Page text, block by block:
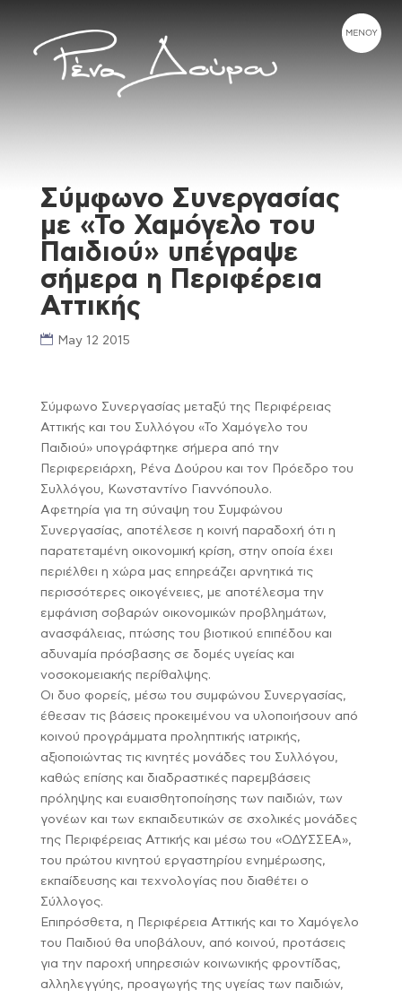
Σύμφωνο Συνεργασίας
με «Το Χαμόγελο του
Παιδιού» υπέγραψε
σήμερα η Περιφέρεια
Αττικής
May 12 2015
Σύμφωνο Συνεργασίας μεταξύ της Περιφέρειας
Αττικής και του Συλλόγου «Το Χαμόγελο του
Παιδιού» υπογράφτηκε σήμερα από την
Περιφερειάρχη, Ρένα Δούρου και τον Πρόεδρο του
Συλλόγου, Κωνσταντίνο Γιαννόπουλο.
Αφετηρία για τη σύναψη του Συμφώνου
Συνεργασίας, αποτέλεσε η κοινή παραδοχή ότι η
παρατεταμένη οικονομική κρίση, στην οποία έχει
περιέλθει η χώρα μας επηρεάζει αρνητικά τις
περισσότερες οικογένειες, με αποτέλεσμα την
εμφάνιση σοβαρών οικονομικών προβλημάτων,
ανασφάλειας, πτώσης του βιοτικού επιπέδου και
αδυναμία πρόσβασης σε δομές υγείας και
νοσοκομειακής περίθαλψης.
Οι δυο φορείς, μέσω του συμφώνου Συνεργασίας,
έθεσαν τις βάσεις προκειμένου να υλοποιήσουν από
κοινού προγράμματα προληπτικής ιατρικής,
αξιοποιώντας τις κινητές μονάδες του Συλλόγου,
καθώς επίσης και διαδραστικές παρεμβάσεις
πρόληψης και ευαισθητοποίησης των παιδιών, των
γονέων και των εκπαιδευτικών σε σχολικές μονάδες
της Περιφέρειας Αττικής και μέσω του «ΟΔΥΣΣΕΑ»,
του πρώτου κινητού εργαστηρίου ενημέρωσης,
εκπαίδευσης και τεχνολογίας που διαθέτει ο
Σύλλογος.
Επιπρόσθετα, η Περιφέρεια Αττικής και το Χαμόγελο
του Παιδιού θα υποβάλουν, από κοινού, προτάσεις
για την παροχή υπηρεσιών κοινωνικής φροντίδας,
αλληλεγγύης, προαγωγής της υγείας των παιδιών,